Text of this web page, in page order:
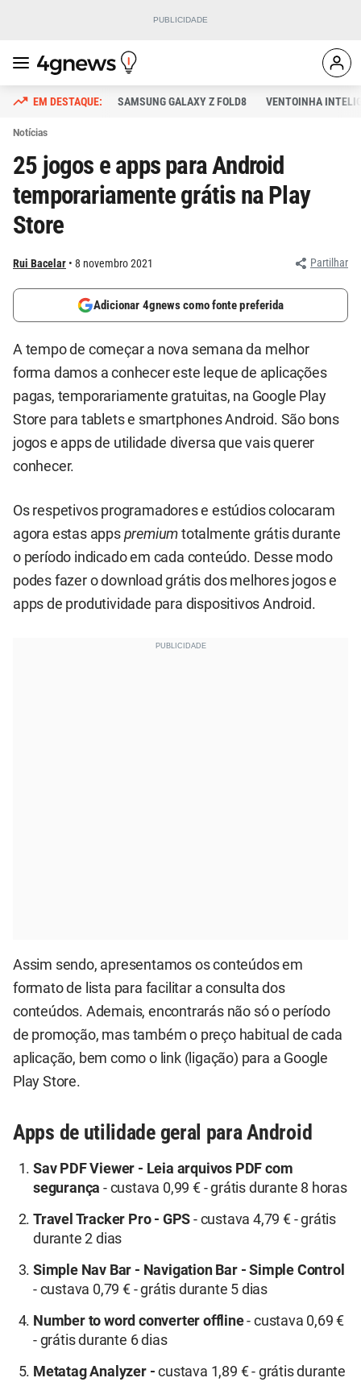
SAMSUNG GALAXY Z FOLD8 VENTOINHA
Notícias
25 jogos e apps para Android
temporariamente grátis na Play
Store
Rui Bacelar 8 novembro 2021 Partilhar
Adicionar 4gnews como fonte preferida
A tempo de começar a nova semana da melhor
forma damos a conhecer este leque de aplicações
pagas, temporariamente gratuitas, na Google Play
Store para tablets e smartphones Android. São bons
jogos e apps de utilidade diversa que vais querer
conhecer.
Os respetivos programadores e estúdios colocaram
agora estas apps premium totalmente grátis durante
o período indicado em cada conteúdo. Desse modo
podes fazer o download grátis dos melhores jogos e
apps de produtividade para dispositivos Android.
Assim sendo, apresentamos os conteúdos em
formato de lista para facilitar a consulta dos
conteúdos. Ademais, encontrarás não só o período
de promoção, mas também o preço habitual de cada
aplicação, bem como o link (ligação) para a Google
Play Store.
Apps de utilidade geral para Android
Sav PDF Viewer - Leia arquivos PDF com
segurança - custava 0,99 € - grátis durante 8 horas
Travel Tracker Pro - GPS - custava 4,79 € - grátis
durante 2 dias
Simple Nav Bar - Navigation Bar - Simple Control
- custava 0,79 € - grátis durante 5 dias
Number to word converter offline- custava 0,69 €
- grátis durante 6 dias
Metatag Analyzer - custava 1,89 € - grátis durante